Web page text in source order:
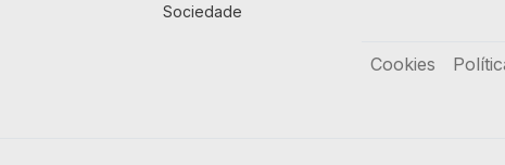
Sociedade
Cookies